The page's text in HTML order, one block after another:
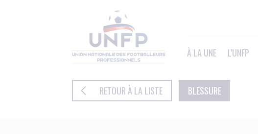
À LA UNE L'UNFP
RETOUR À LA LISTE BLESSURE